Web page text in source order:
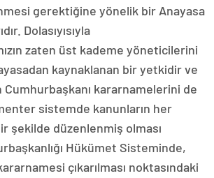
gerektiğine yönelik bir Anayasa
Dolasıyısıyla
zaten üst kademe yöneticilerini
kaynaklanan bir yetkidir ve
kararnamelerini de
sistemde kanunların her
şekilde düzenlenmiş olması
Hükümet Sisteminde,
çıkarılması noktasındaki